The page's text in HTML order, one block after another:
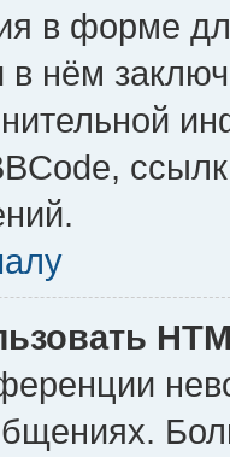
в форме
в нём